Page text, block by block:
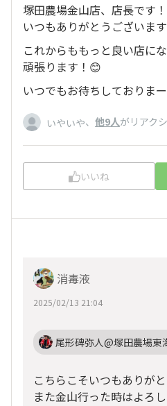
塚田農場金山店、店長です
いつもありがとうございます
これからももっと良い店に
頑張ります！😊
いつでもお待ちしておりまー
いやいや、 他9人がリアク
いいね
消毒液
2025/02/13 21:04
尾形碑弥人@塚田農場東
こちらこそいつもありが
また金山行った時はよろ